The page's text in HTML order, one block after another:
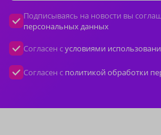
Подписываясь на новости вы
персональных данных
Согласен сусловиями
Согласен с политикой обработки